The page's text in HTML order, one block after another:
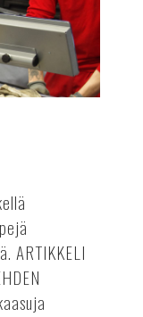
ARTIKKELI